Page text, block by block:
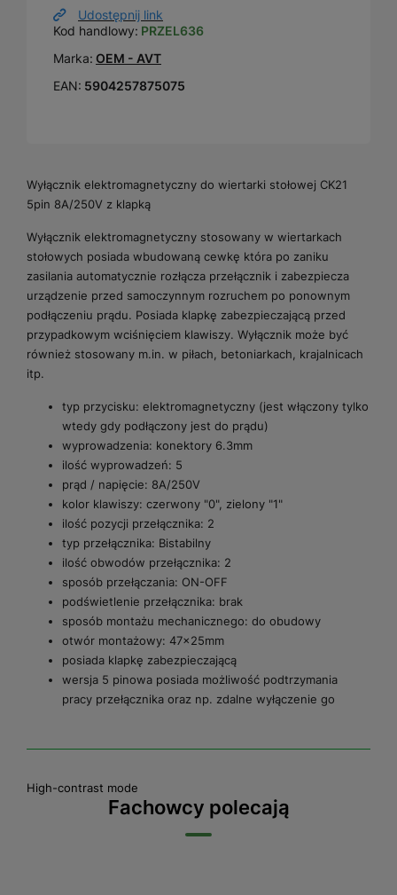
Udostępnij link
Kod handlowy: PRZEL636
Marka: OEM - AVT
EAN: 5904257875075
Wyłącznik elektromagnetyczny do wiertarki stołowej CK21
5pin 8A/250V z klapką
Wyłącznik elektromagnetyczny stosowany w wiertarkach
stołowych posiada wbudowaną cewkę która po zaniku
zasilania automatycznie rozłącza przełącznik i zabezpiecza
urządzenie przed samoczynnym rozruchem po ponownym
podłączeniu prądu. Posiada klapkę zabezpieczającą przed
przypadkowym wciśnięciem klawiszy. Wyłącznik może być
również stosowany m.in. w piłach, betoniarkach, krajalnicach
itp.
typ przycisku: elektromagnetyczny (jest włączony tylko
wtedy gdy podłączony jest do prądu)
wyprowadzenia: konektory 6.3mm
ilość wyprowadzeń: 5
prąd / napięcie: 8A/250V
kolor klawiszy: czerwony "0", zielony "1"
ilość pozycji przełącznika: 2
typ przełącznika: Bistabilny
ilość obwodów przełącznika: 2
sposób przełączania: ON-OFF
podświetlenie przełącznika: brak
sposób montażu mechanicznego: do obudowy
otwór montażowy: 47x25mm
posiada klapkę zabezpieczającą
wersja 5 pinowa posiada możliwość podtrzymania
pracy przełącznika oraz np. zdalne wyłączenie go
High-contrast mode
Fachowcy polecają